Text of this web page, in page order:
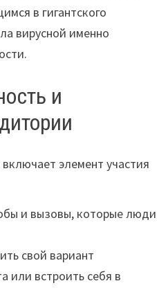
в гигантского
вирусной именно
и
элемент участия
и вызовы, которые люди
свой вариант
или встроить себя в